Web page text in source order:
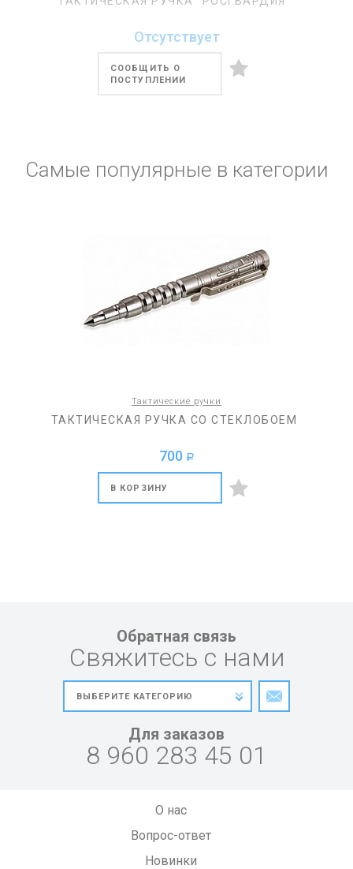
Отсутствует
СООБЩИТЬ О
ПОСТУПЛЕНИИ
Самые популярные в категории
Тактические ручки
ТАКТИЧЕСКАЯ РУЧКА СО СТЕКЛОБОЕМ
700 a
В КОРЗИНУ
Обратная связь
Свяжитесь с нами
Для заказов
8 960 283 45 01
О нас
Вопрос-ответ
Новинки